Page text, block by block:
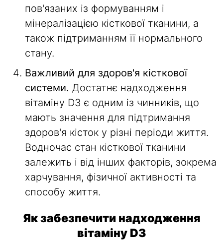
пов'язаних із формуванням і
мінералізацією кісткової тканини, а
також підтриманням її нормального
стану.
Важливий для здоров'я кісткової
системи. Достатнє надходження
вітаміну D3 є одним із чинників, що
мають значення для підтримання
здоров'я кісток у різні періоди життя.
Водночас стан кісткової тканини
залежить і від інших факторів, зокрема
харчування, фізичної активності та
способу життя.
Як забезпечити надходження
вітаміну D3